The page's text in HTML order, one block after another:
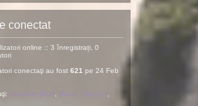
conectat
online :: 3 înregistrați, 0
conectaţi au fost 621 pe 24 Feb
Amazon [Bot] Baidu [Spider]